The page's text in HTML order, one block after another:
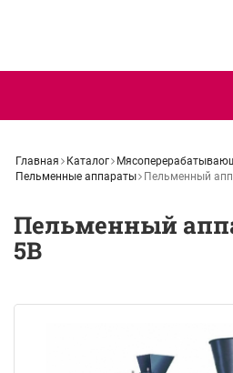
Главная Каталог
Пельменные аппараты
Пельменный
Пельменный
5В